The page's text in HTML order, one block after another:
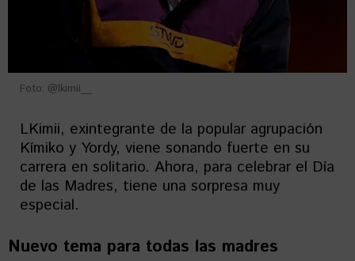
Foto: @lkimii__
LKimii, exintegrante de la popular agrupación
Kímiko y Yordy, viene sonando fuerte en su
carrera en solitario. Ahora, para celebrar el Día
de las Madres, tiene una sorpresa muy
especial.
Nuevo tema para todas las madres